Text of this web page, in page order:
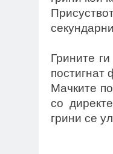
Грините
постигнат
Мачките
со
грини се